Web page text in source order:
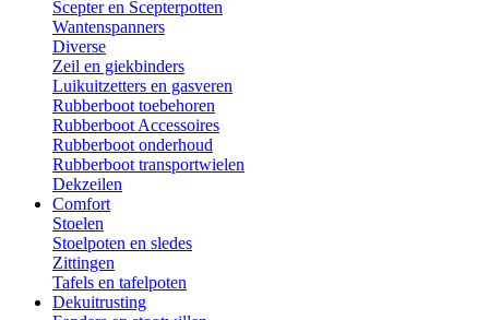
Scepter en Scepterpotten
Wantenspanners
Diverse
Zeil en giekbinders
Luikuitzetters en gasveren
Rubberboot toebehoren
Rubberboot Accessoires
Rubberboot onderhoud
Rubberboot transportwielen
Dekzeilen
Comfort
Stoelen
Stoelpoten en sledes
Zittingen
Tafels en tafelpoten
Dekuitrusting